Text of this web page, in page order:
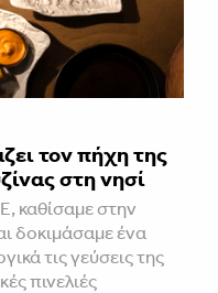
τον πήχη της
στη νησί
καθίσαμε στην
δοκιμάσαμε ένα
τις γεύσεις της
πινελιές